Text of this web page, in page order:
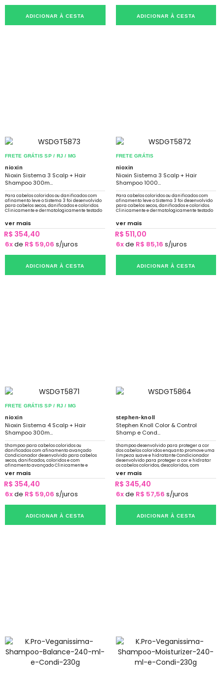
ADICIONAR À CESTA ADICIONAR À CESTA
FRETE GRÁTIS SP / RJ / MG
nioxin
Nioxin Sistema 3 Scalp + Hair
Shampoo 300m...
Para cabelos coloridos ou danificados com
afinamento leve o Sistema 3 foi desenvolvido
para cabelos secos, danificados e coloridos.
Clinicamente e dermatologicamente testado
ver mais
R$ 354,40
6xde R$ 59,06 s/juros
ADICIONAR À CESTA
FRETE GRÁTIS
nioxin
Nioxin Sistema 3 Scalp + Hair
Shampoo 1000...
Para cabelos coloridos ou danificados com
afinamento leve o Sistema 3 foi desenvolvido
para cabelos secos, danificados e coloridos.
Clinicamente e dermatologicamente testado
ver mais
R$ 511,00
6xde R$ 85,16 s/juros
ADICIONAR À CESTA
FRETE GRÁTIS SP / RJ / MG
nioxin
Nioxin Sistema 4 Scalp + Hair
Shampoo 300m...
Shampoo para cabelos coloridos ou
danificados com afinamento avançado
Condicionador desenvolvido para cabelos
secos, danificados, coloridos e com
afinamento avançado Clinicamente e
dermatologicamente testado
ver mais
R$ 354,40
6xde R$ 59,06 s/juros
ADICIONAR À CESTA
stephen-knoll
Stephen Knoll Color & Control
Shamp e Cond...
Shampoo desenvolvido para proteger a cor
dos cabelos coloridos enquanto promove uma
limpeza suave e hidratante Condicionador
desenvolvido para proteger a cor e hidratar
os cabelos coloridos, descoloridos, com
mechas ou grisalhos
ver mais
R$ 345,40
6xde R$ 57,56 s/juros
ADICIONAR À CESTA